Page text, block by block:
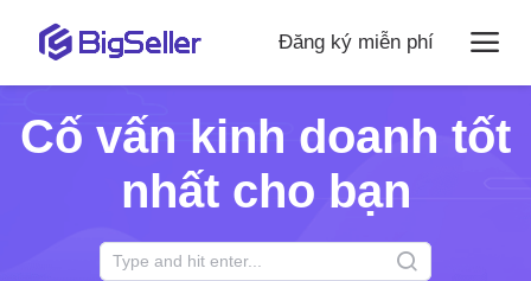
Đăng ký miễn phí
Cố vấn kinh doanh tốt
nhất cho bạn